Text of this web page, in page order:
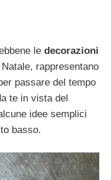
le decorazioni
rappresentano
passare del tempo
te in vista del
idee semplici
basso.